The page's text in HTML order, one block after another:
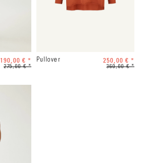
190,00 € *
275,00 € *
Pullover 250,00 € *
360,00 € *